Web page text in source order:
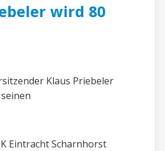
wird 80
Klaus Priebeler
Eintracht Scharnhorst